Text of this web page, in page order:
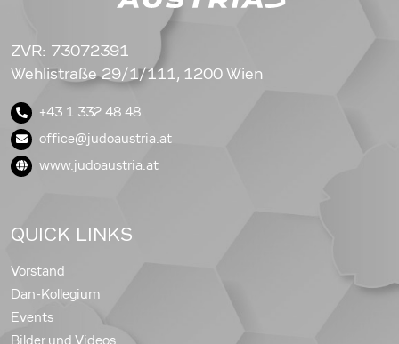
ZVR: 73072391
Wehlistraße 29/1/111, 1200 Wien
+43 1 332 48 48
office@judoaustria.at
www.judoaustria.at
QUICK LINKS
Vorstand
Dan-Kollegium
Events